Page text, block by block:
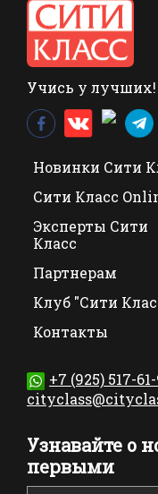
Учись у лучших!
Новинки Сити
Сити Класс
Эксперты Сити
Класс
Партнерам
Клуб "Сити
Контакты
+7 (925) 517-
Узнавайте о
первыми